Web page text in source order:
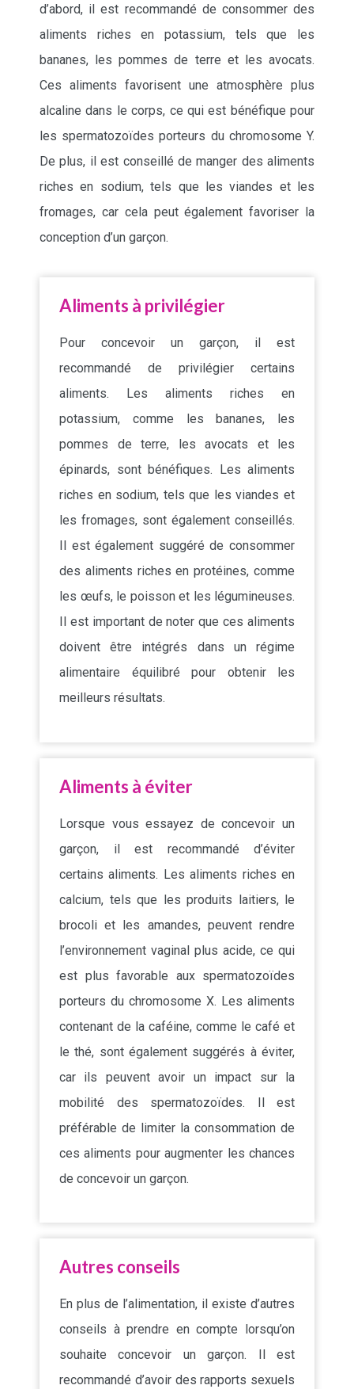
d’abord, il est recommandé de consommer des
aliments riches en potassium, tels que les
bananes, les pommes de terre et les avocats.
Ces aliments favorisent une atmosphère plus
alcaline dans le corps, ce qui est bénéfique pour
les spermatozoïdes porteurs du chromosome Y.
De plus, il est conseillé de manger des aliments
riches en sodium, tels que les viandes et les
fromages, car cela peut également favoriser la
conception d’un garçon.
Aliments à privilégier
Pour concevoir un garçon, il est
recommandé de privilégier certains
aliments. Les aliments riches en
potassium, comme les bananes, les
pommes de terre, les avocats et les
épinards, sont bénéfiques. Les aliments
riches en sodium, tels que les viandes et
les fromages, sont également conseillés.
Il est également suggéré de consommer
des aliments riches en protéines, comme
les œufs, le poisson et les légumineuses.
Il est important de noter que ces aliments
doivent être intégrés dans un régime
alimentaire équilibré pour obtenir les
meilleurs résultats.
Aliments à éviter
Lorsque vous essayez de concevoir un
garçon, il est recommandé d’éviter
certains aliments. Les aliments riches en
calcium, tels que les produits laitiers, le
brocoli et les amandes, peuvent rendre
l’environnement vaginal plus acide, ce qui
est plus favorable aux spermatozoïdes
porteurs du chromosome X. Les aliments
contenant de la caféine, comme le café et
le thé, sont également suggérés à éviter,
car ils peuvent avoir un impact sur la
mobilité des spermatozoïdes. Il est
préférable de limiter la consommation de
ces aliments pour augmenter les chances
de concevoir un garçon.
Autres conseils
En plus de l’alimentation, il existe d’autres
conseils à prendre en compte lorsqu’on
souhaite concevoir un garçon. Il est
recommandé d’avoir des rapports sexuels